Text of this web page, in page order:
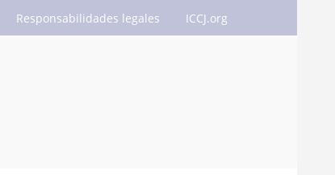
Responsabilidades legales ICCJ.org